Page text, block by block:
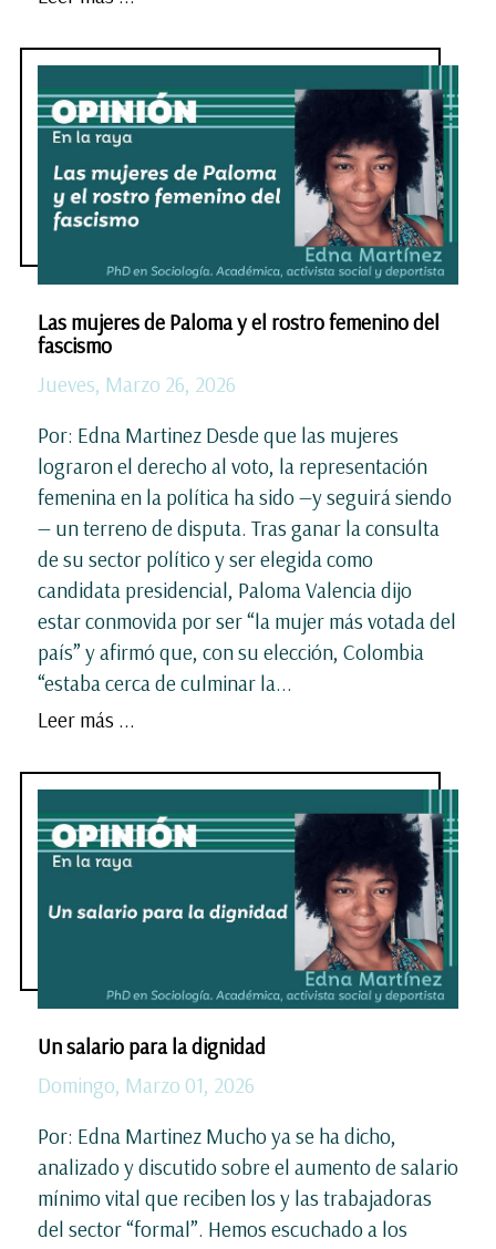
Las mujeres de Paloma y el rostro femenino del
fascismo
Jueves, Marzo 26, 2026
Por: Edna Martinez Desde que las mujeres
lograron el derecho al voto, la representación
femenina en la política ha sido —y seguirá siendo
— un terreno de disputa. Tras ganar la consulta
de su sector político y ser elegida como
candidata presidencial, Paloma Valencia dijo
estar conmovida por ser “la mujer más votada del
país” y afirmó que, con su elección, Colombia
“estaba cerca de culminar la...
Leer más ...
Un salario para la dignidad
Domingo, Marzo 01, 2026
Por: Edna Martinez Mucho ya se ha dicho,
analizado y discutido sobre el aumento de salario
mínimo vital que reciben los y las trabajadoras
del sector “formal”. Hemos escuchado a los